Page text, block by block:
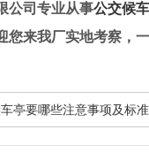
公司专业从事公交候
您来我厂实地考察，
亭要哪些注意事项及标准